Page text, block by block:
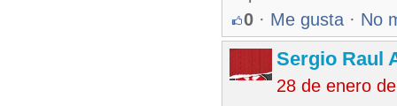
0 · Me gusta · No
Sergio Raul
28 de enero